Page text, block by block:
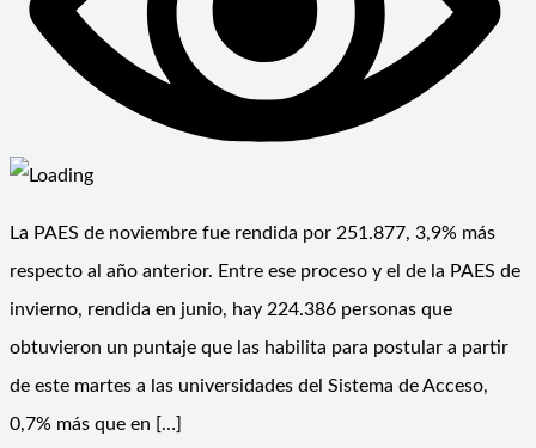
La PAES de noviembre fue rendida por 251.877, 3,9% más
respecto al año anterior. Entre ese proceso y el de la PAES de
invierno, rendida en junio, hay 224.386 personas que
obtuvieron un puntaje que las habilita para postular a partir
de este martes a las universidades del Sistema de Acceso,
0,7% más que en […]